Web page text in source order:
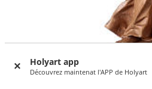
Holyart app
Découvrez maintenat l'APP de Holyart